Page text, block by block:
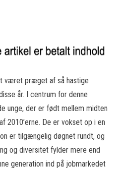
været præget af så hastige
år. I centrum for denne
unge, der er født mellem midten
2010’erne. De er vokset op i en
er tilgængelig døgnet rundt, og
og diversitet fylder mere end
generation ind på jobmarkedet